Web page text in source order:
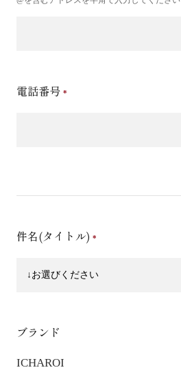
電話番号
件名(タイトル)
ブランド
ICHAROI